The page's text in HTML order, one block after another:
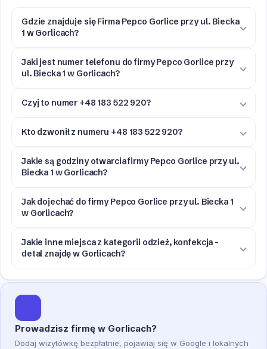
Gdzie znajduje się Firma Pepco Gorlice przy ul. Biecka
1 w Gorlicach?
Jaki jest numer telefonu do firmy Pepco Gorlice przy
ul. Biecka 1 w Gorlicach?
Czyj to numer +48 183 522 920?
Kto dzwonił z numeru +48 183 522 920?
Jakie są godziny otwarcia firmy Pepco Gorlice przy ul.
Biecka 1 w Gorlicach?
Jak dojechać do firmy Pepco Gorlice przy ul. Biecka 1
w Gorlicach?
Jakie inne miejsca z kategorii odzież, konfekcja -
detal znajdę w Gorlicach?
Prowadzisz firmę w Gorlicach?
Dodaj wizytówkę bezpłatnie, pojawiaj się w Google i lokalnych